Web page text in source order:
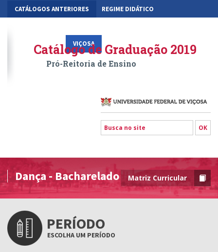
CATÁLOGOS ANTERIORES REGIME DIDÁTICO
VIÇOSA RIO PARANAÍBA FLORESTAL
Catálogo de Graduação 2019
Pró-Reitoria de Ensino
Dança - Bacharelado Matriz Curricular
PERÍODO
ESCOLHA UM PERÍODO